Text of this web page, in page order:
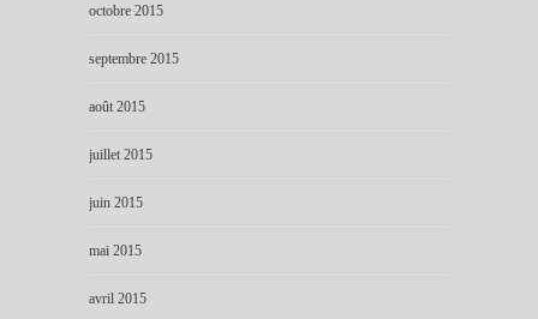
octobre 2015
septembre 2015
août 2015
juillet 2015
juin 2015
mai 2015
avril 2015